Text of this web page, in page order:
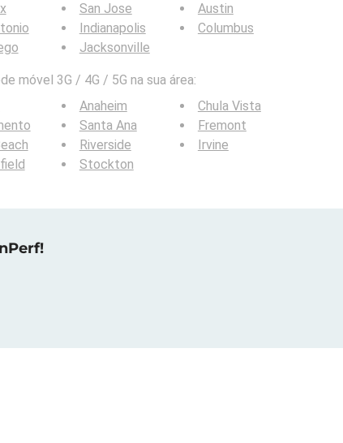
San Jose
Indianapolis
Jacksonville
Austin
Columbus
móvel 3G / 4G / 5G na sua área:
Anaheim
Santa Ana
Riverside
Stockton
Chula Vista
Fremont
Irvine